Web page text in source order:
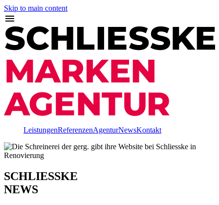
Skip to main content
LeistungenReferenzenAgenturNewsKontakt
SCHLIESSKE
NEWS